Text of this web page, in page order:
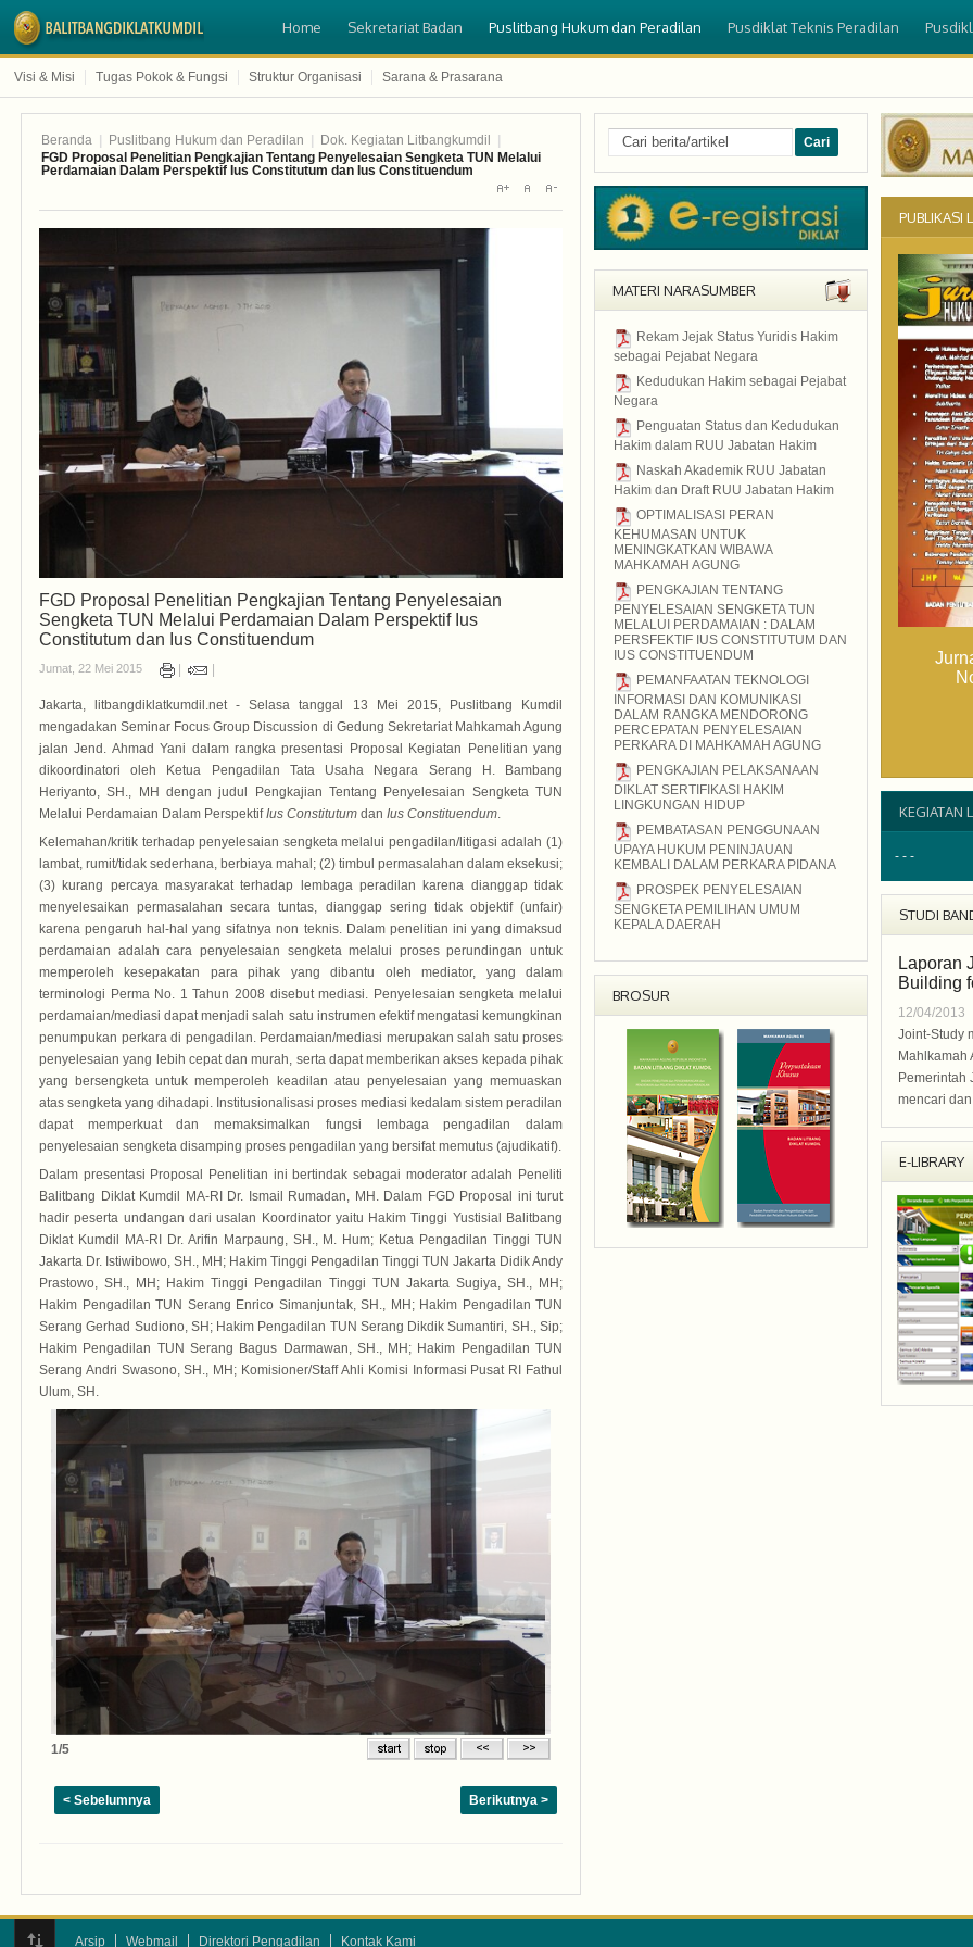
Home Sekretariat Badan Puslitbang Hukum dan Peradilan Pusdiklat Teknis Peradilan
Visi & Misi Tugas Pokok & Fungsi Struktur Organisasi Sarana & Prasarana
Beranda Puslitbang Hukum dan Peradilan Dok. Kegiatan Litbangkumdil
FGD Proposal Penelitian Pengkajian Tentang Penyelesaian Sengketa TUN Melalui
Perdamaian Dalam Perspektif Ius Constitutum dan Ius Constituendum
FGD Proposal Penelitian Pengkajian Tentang Penyelesaian
Sengketa TUN Melalui Perdamaian Dalam Perspektif Ius
Constitutum dan Ius Constituendum
Jumat, 22 Mei 2015
Jakarta, litbangdiklatkumdil.net - Selasa tanggal 13 Mei 2015, Puslitbang Kumdil
mengadakan Seminar Focus Group Discussion di Gedung Sekretariat Mahkamah Agung
jalan Jend. Ahmad Yani dalam rangka presentasi Proposal Kegiatan Penelitian yang
dikoordinatori oleh Ketua Pengadilan Tata Usaha Negara Serang H. Bambang
Heriyanto, SH., MH dengan judul Pengkajian Tentang Penyelesaian Sengketa TUN
Melalui Perdamaian Dalam PerspektifIus Constitutum dan Ius Constituendum
Kelemahan/kritik terhadap penyelesaian sengketa melalui pengadilan/litigasi adalah (1)
lambat, rumit/tidak sederhana, berbiaya mahal; (2) timbul permasalahan dalam eksekusi;
(3) kurang percaya masyarakat terhadap lembaga peradilan karena dianggap tidak
menyelesaikan permasalahan secara tuntas, dianggap sering tidak objektif (unfair)
karena pengaruh hal-hal yang sifatnya non teknis. Dalam penelitian ini yang dimaksud
perdamaian adalah cara penyelesaian sengketa melalui proses perundingan untuk
memperoleh kesepakatan para pihak yang dibantu oleh mediator, yang dalam
terminologi Perma No. 1 Tahun 2008 disebut mediasi. Penyelesaian sengketa melalui
perdamaian/mediasi dapat menjadi salah satu instrumen efektif mengatasi kemungkinan
penumpukan perkara di pengadilan. Perdamaian/mediasi merupakan salah satu proses
penyelesaian yang lebih cepat dan murah, serta dapat memberikan akses kepada pihak
yang bersengketa untuk memperoleh keadilan atau penyelesaian yang memuaskan
atas sengketa yang dihadapi. Institusionalisasi proses mediasi kedalam sistem peradilan
dapat memperkuat dan memaksimalkan fungsi lembaga pengadilan dalam
penyelesaian sengketa disamping proses pengadilan yang bersifat memutus (ajudikatif).
Dalam presentasi Proposal Penelitian ini bertindak sebagai moderator adalah Peneliti
Balitbang Diklat Kumdil MA-RI Dr. Ismail Rumadan, MH. Dalam FGD Proposal ini turut
hadir peserta undangan dari usalan Koordinator yaitu Hakim Tinggi Yustisial Balitbang
Diklat Kumdil MA-RI Dr. Arifin Marpaung, SH., M. Hum; Ketua Pengadilan Tinggi TUN
Jakarta Dr. Istiwibowo, SH., MH; Hakim Tinggi Pengadilan Tinggi TUN Jakarta Didik Andy
Prastowo, SH., MH; Hakim Tinggi Pengadilan Tinggi TUN Jakarta Sugiya, SH., MH;
Hakim Pengadilan TUN Serang Enrico Simanjuntak, SH., MH; Hakim Pengadilan TUN
Serang Gerhad Sudiono, SH; Hakim Pengadilan TUN Serang Dikdik Sumantiri, SH., Sip;
Hakim Pengadilan TUN Serang Bagus Darmawan, SH., MH; Hakim Pengadilan TUN
Serang Andri Swasono, SH., MH; Komisioner/Staff Ahli Komisi Informasi Pusat RI Fathul
Ulum, SH.
1/5
< Sebelumnya Berikutnya >
PUBLIKASI
MATERI NARASUMBER
Rekam Jejak Status Yuridis Hakim
sebagai Pejabat Negara
Kedudukan Hakim sebagai Pejabat
Negara
Penguatan Status dan Kedudukan
Hakim dalam RUU Jabatan Hakim
Naskah Akademik RUU Jabatan
Hakim dan Draft RUU Jabatan Hakim
OPTIMALISASI PERAN
KEHUMASAN UNTUK
MENINGKATKAN WIBAWA
MAHKAMAH AGUNG
PENGKAJIAN TENTANG
PENYELESAIAN SENGKETA TUN
MELALUI PERDAMAIAN : DALAM
PERSFEKTIF IUS CONSTITUTUM DAN
IUS CONSTITUENDUM
PEMANFAATAN TEKNOLOGI
INFORMASI DAN KOMUNIKASI
DALAM RANGKA MENDORONG
PERCEPATAN PENYELESAIAN
PERKARA DI MAHKAMAH AGUNG
PENGKAJIAN PELAKSANAAN
DIKLAT SERTIFIKASI HAKIM
LINGKUNGAN HIDUP
PEMBATASAN PENGGUNAAN
UPAYA HUKUM PENINJAUAN
KEMBALI DALAM PERKARA PIDANA
PROSPEK PENYELESAIAN
SENGKETA PEMILIHAN UMUM
KEPALA DAERAH
KEGIATAN
- - -
STUDI
Laporan
Building
12/04/2013
Joint-Study
Mahlkamah
Pemerintah
mencari
BROSUR
E-LIBRARY
Arsip Webmail Direktori Pengadilan Kontak Kami
Sign In
Nama Pengguna
Sandi
Lupa Sandi Anda?
Lupa Nama Pengguna?